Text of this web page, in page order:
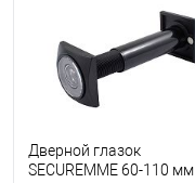
Дверной глазок
SECUREMME 60-110 мм